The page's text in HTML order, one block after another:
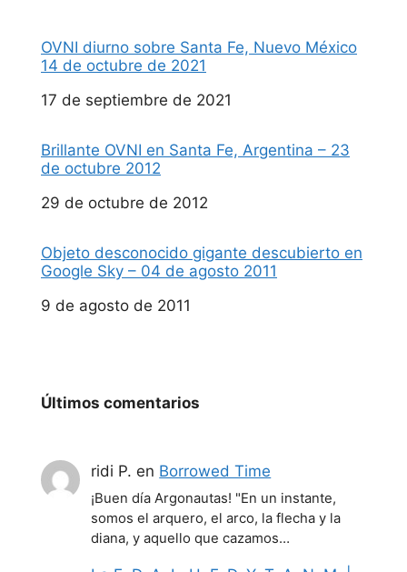
OVNI diurno sobre Santa Fe, Nuevo México
14 de octubre de 2021
Fecha
17 de septiembre de 2021
Brillante OVNI en Santa Fe, Argentina – 23
de octubre 2012
Fecha
29 de octubre de 2012
Objeto desconocido gigante descubierto en
Google Sky – 04 de agosto 2011
Fecha
9 de agosto de 2011
Últimos comentarios
ridi P. en Borrowed Time
¡Buen día Argonautas! "En un instante,
somos el arquero, el arco, la flecha y la
diana, y aquello que cazamos…